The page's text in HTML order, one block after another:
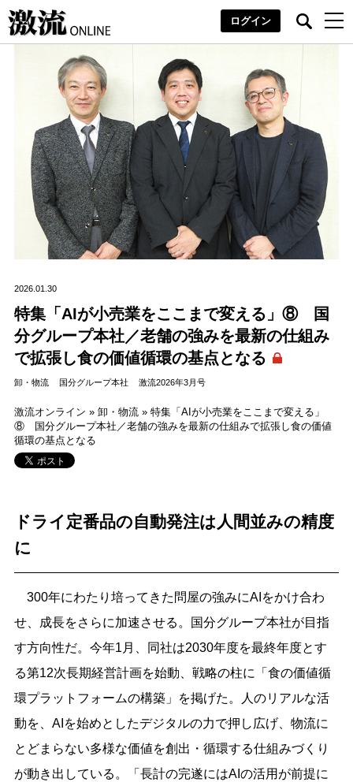
ログイン
2026.01.30
特集「AIが小売業をここまで変える」⑧ 国
分グループ本社／老舗の強みを最新の仕組み
で拡張し食の価値循環の基点となる
卸・物流 国分グループ本社 激流2026年3月号
激流オンライン » 卸・物流» 特集「AIが小売業をここまで変える」
⑧ 国分グループ本社／老舗の強みを最新の仕組みで拡張し食の価値
循環の基点となる
ドライ定番品の自動発注は人間並みの精度
に
300年にわたり培ってきた問屋の強みにAIをかけ合わ
せ、成長をさらに加速させる。国分グループ本社が目指
す方向性だ。今年1月、同社は2030年度を最終年度とす
る第12次長期経営計画を始動、戦略の柱に「食の価値循
環プラットフォームの構築」を掲げた。人のリアルな活
動を、AIを始めとしたデジタルの力で押し広げ、物流に
とどまらない多様な価値を創出・循環する仕組みづくり
が動き出している。「長計の完遂にはAIの活用が前提に